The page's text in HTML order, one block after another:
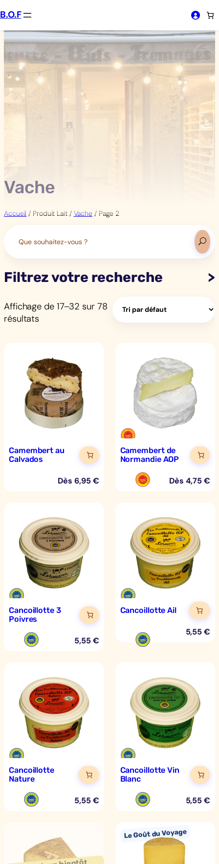
Aller
au
contenu
B.O.F
Vache
Accueil / Produit Lait / Vache / Page 2
for:
Filtrez votre recherche
Affichage de 17–32 sur 78
résultats
Camembert au
Calvados
Dès6,95€
Camembert de
Normandie AOP
Dès 4,75€
Cancoillotte 3
Poivres
5,55€
Cancoillotte Ail
5,55€
Cancoillotte
Nature
5,55€
Cancoillotte Vin
Blanc
5,55€